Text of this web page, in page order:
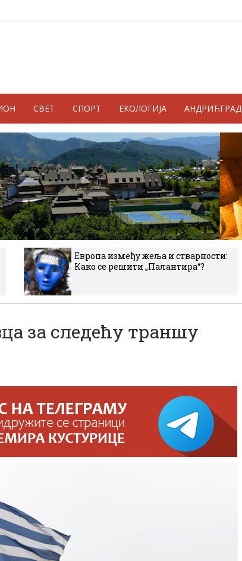
СВЕТ СПОРТ ЕКОЛОГИЈА АНДРИЋГРАД
Европа између жеља и стварности:
Како се решити „Палантира“?
за следећу траншу